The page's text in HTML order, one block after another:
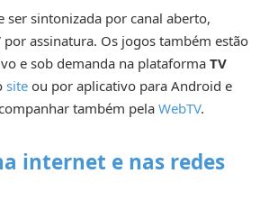
ser sintonizada por canal aberto,
por assinatura. Os jogos também estão
e sob demanda na plataforma TV
site ou por aplicativo para Android e
também pela WebTV.
internet e nas redes